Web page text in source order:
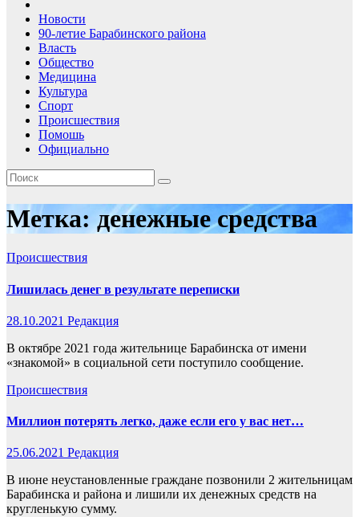
Новости
90-летие Барабинского района
Власть
Общество
Медицина
Культура
Спорт
Происшествия
Помошь
Официально
Метка:денежные средства
Происшествия
Лишилась денег в результате переписки
28.10.2021 Редакция
В октябре 2021 года жительнице Барабинска от имени
«знакомой» в социальной сети поступило сообщение.
Происшествия
Миллион потерять легко, даже если его у вас нет…
25.06.2021 Редакция
В июне неустановленные граждане позвонили 2 жительницам
Барабинска и района и лишили их денежных средств на
кругленькую сумму.